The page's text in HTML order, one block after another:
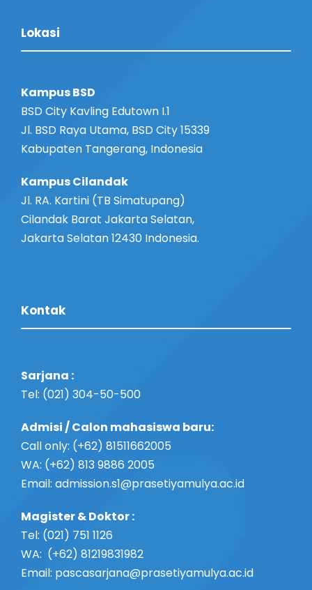
Lokasi
Kampus BSD
BSD City Kavling Edutown I.1
Jl. BSD Raya Utama, BSD City 15339
Kabupaten Tangerang, Indonesia
Kampus Cilandak
Jl. RA. Kartini (TB Simatupang)
Cilandak Barat Jakarta Selatan,
Jakarta Selatan 12430 Indonesia.
Kontak
Sarjana :
Tel: (021) 304-50-500
Admisi / Calon mahasiswa baru:
Call only: (+62) 81511662005
WA: (+62) 813 9886 2005
Email: admission.s1@prasetiyamulya.ac.id
Magister & Doktor :
Tel: (021) 751 1126
WA: (+62) 81219831982
Email: pascasarjana@prasetiyamulya.ac.id